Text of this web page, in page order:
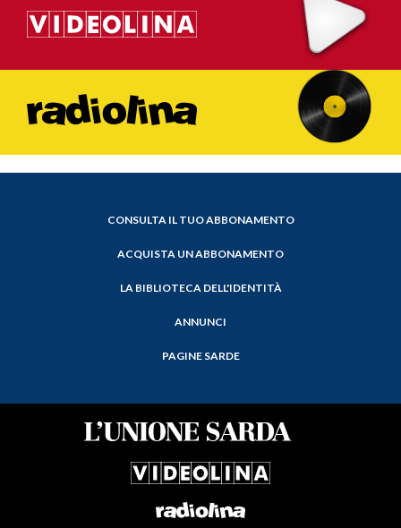
CONSULTA IL TUO ABBONAMENTO
ACQUISTA UN ABBONAMENTO
LA BIBLIOTECA DELL'IDENTITÀ
ANNUNCI
PAGINE SARDE